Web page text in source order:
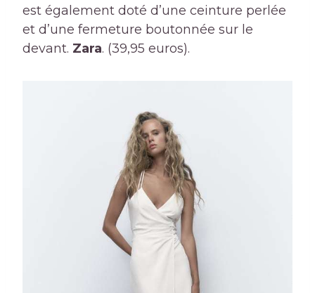
est également doté d’une ceinture perlée
et d’une fermeture boutonnée sur le
devant. Zara. (39,95 euros).